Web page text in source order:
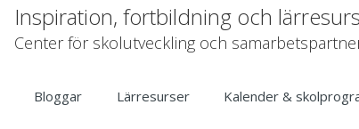
Inspiration, fortbildning och
Center för skolutveckling och
Bloggar Lärresurser Kalender &